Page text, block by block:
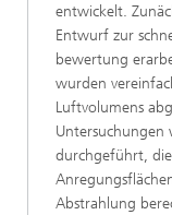
entwickelt.
Entwurf zur
bewertung
wurden
Luftvolumens
durchgeführt,
Abstrahlung